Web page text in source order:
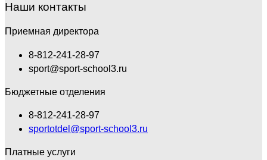
Наши контакты
Приемная директора
8-812-241-28-97
sport@sport-school3.ru
Бюджетные отделения
8-812-241-28-97
sportotdel@sport-school3.ru
Платные услуги